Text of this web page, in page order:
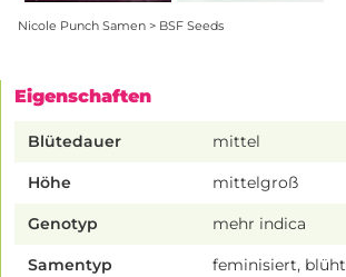
Nicole Punch Samen > BSF Seeds
Eigenschaften
Blütedauer mittel
Höhe mittelgroß
Genotyp mehr indica
Samentyp
feminisiert, blüht